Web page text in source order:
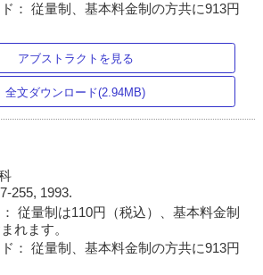
： 従量制、基本料金制の方共に913円
アブストラクトを見る
全文ダウンロード(2.94MB)
255, 1993.
従量制は110円（税込）、基本料金制
れます。
： 従量制、基本料金制の方共に913円